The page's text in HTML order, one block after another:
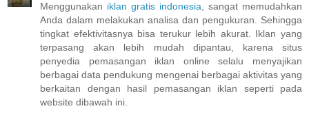
Menggunakan iklan gratis indonesia , sangat memudahkan
Anda dalam melakukan analisa dan pengukuran. Sehingga
tingkat efektivitasnya bisa terukur lebih akurat. Iklan yang
terpasang akan lebih mudah dipantau, karena situs
penyedia pemasangan iklan online selalu menyajikan
berbagai data pendukung mengenai berbagai aktivitas yang
berkaitan dengan hasil pemasangan iklan seperti pada
website dibawah ini.